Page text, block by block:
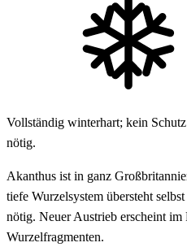
Vollständig winterhart; kein
nötig.
Akanthus ist in ganz
tiefe Wurzelsystem übersteht
nötig. Neuer Austrieb erscheint
Wurzelfragmenten.